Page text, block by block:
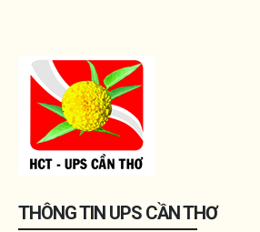
THÔNG TIN UPS CẦN THƠ